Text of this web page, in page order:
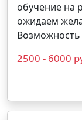
обучение на
ожидаем
2500 - 6000